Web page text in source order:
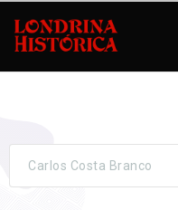
Carlos Costa Branco